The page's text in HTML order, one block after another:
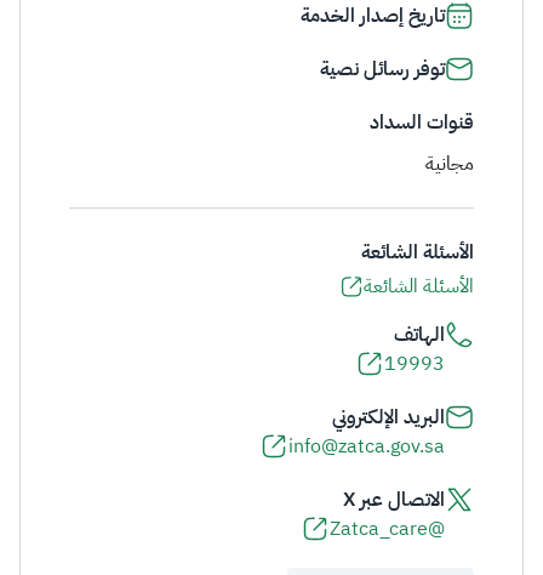
تاريخ إصدار الخدمة
توفر رسائل نصية
قنوات السداد
مجانية
الأسئلة الشائعة
الأسئلة الشائعة
الهاتف
19993
البريد الإلكتروني
info@zatca.gov.sa
الاتصال عبر X
@Zatca_care